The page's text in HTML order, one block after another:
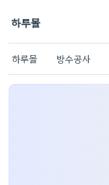
하루몰
하루몰 방수공사